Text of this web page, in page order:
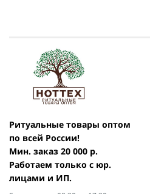
Ритуальные товары оптом
по всей России!
Мин. заказ 20 000 р.
Работаем только с юр.
лицами и ИП.